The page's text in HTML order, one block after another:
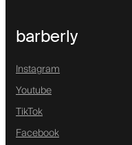
barberly
Instagram
Youtube
TikTok
Facebook